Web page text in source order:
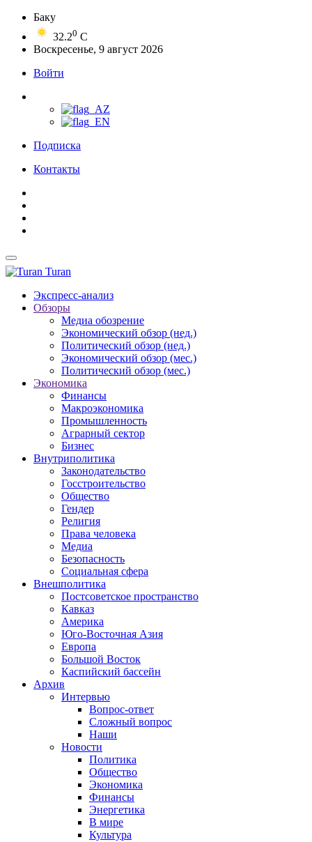
Баку
32.20 C
Воскресенье, 9 август 2026
Войти
Подписка
Контакты
Turan
Экспресс-анализ
Обзоры
Медиа обозрение
Экономический обзор (нед.)
Политический обзор (нед.)
Экономический обзор (мес.)
Политический обзор (мес.)
Экономика
Финансы
Макроэкономика
Промышленность
Аграрный сектор
Бизнес
Внутриполитика
Законодательство
Госстроительство
Общество
Гендер
Религия
Права человека
Медиа
Безопасность
Социальная сфера
Внешполитика
Постсоветское пространство
Кавказ
Америка
Юго-Восточная Азия
Европа
Большой Восток
Каспийский бассейн
Архив
Интервью
Вопрос-ответ
Сложный вопрос
Наши
Новости
Политика
Общество
Экономика
Финансы
Энергетика
В мире
Культура